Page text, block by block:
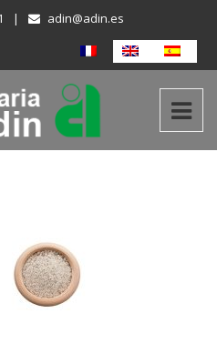
|
adin@adin.es